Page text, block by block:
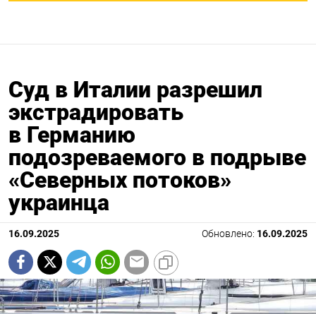
Суд в Италии разрешил
экстрадировать
в Германию
подозреваемого в подрыве
«Северных потоков»
украинца
16.09.2025 Обновлено: 16.09.2025